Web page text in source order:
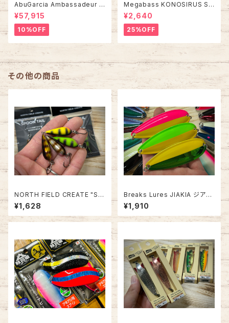
AbuGarcia Ambassadeur 4
501C FACTORY TUNED アン
バサダー ファクトリーチューン
¥57,915
10%OFF
Megabass KONOSIRUS S
WIMMER コノシラススイマー
¥2,640
25%OFF
その他の商品
NORTH FIELD CREATE "SP
OON TAIL" スプーンテール【緊
急追加！】
¥1,628
Breaks Lures JIAKIA ジアキ
ア45SC【2025グローカラー】
¥1,910